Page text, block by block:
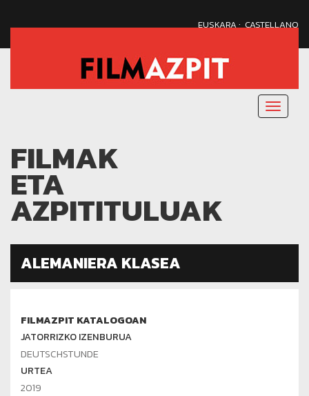
EUSKARA·CASTELLANO
Menu
FILMAK
ETA
AZPITITULUAK
ALEMANIERA KLASEA
FILMAZPIT KATALOGOAN
JATORRIZKO IZENBURUA
DEUTSCHSTUNDE
URTEA
2019